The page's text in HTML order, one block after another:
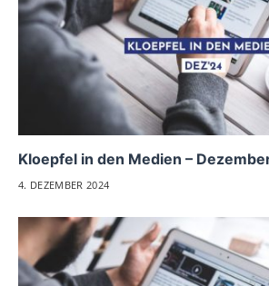
Kloepfel in den Medien –
4. DEZEMBER 2024